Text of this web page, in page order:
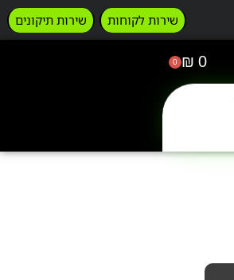
שירות לקוחות שירות תיקונים
0
₪
0